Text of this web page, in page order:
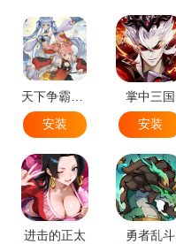
天下争霸三国志
安装
掌中三国
安装
进击的正太
勇者乱斗